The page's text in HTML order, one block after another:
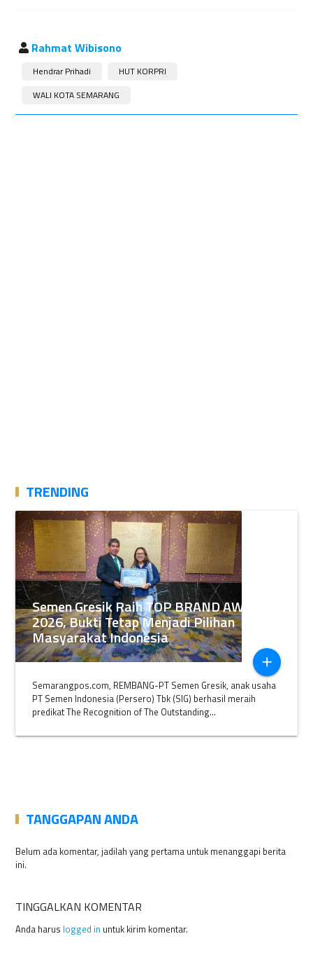
Rahmat Wibisono
Hendrar Prihadi
HUT KORPRI
WALI KOTA SEMARANG
TRENDING
Semen Gresik Raih TOP BRAND AWARDS
2026, Bukti Tetap Menjadi Pilihan
Masyarakat Indonesia
add
Semarangpos.com, REMBANG-PT Semen Gresik, anak usaha
PT Semen Indonesia (Persero) Tbk (SIG) berhasil meraih
predikat The Recognition of The Outstanding...
TANGGAPAN ANDA
Belum ada komentar, jadilah yang pertama untuk menanggapi berita
ini.
TINGGALKAN KOMENTAR
Anda harus logged in untuk kirim komentar.